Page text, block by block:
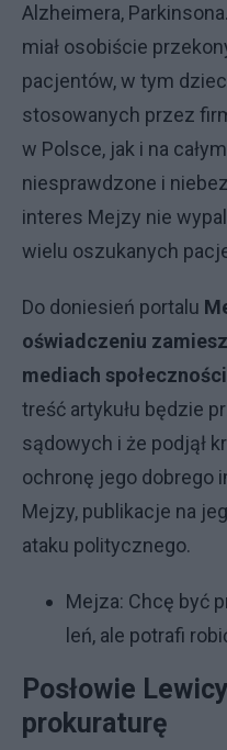
Alzheimera,
miał osobiście
pacjentów, w tym
stosowanych przez
w Polsce, jak i na
niesprawdzone i
interes Mejzy nie
wielu oszukanych
Do doniesień portalu
oświadczeniu
mediach
treść artykułu będzie
sądowych i że podjął
ochronę jego dobrego
Mejzy, publikacje na
ataku politycznego.
Mejza: Chcę być
leń, ale potrafi
Posłowie
prokuraturę